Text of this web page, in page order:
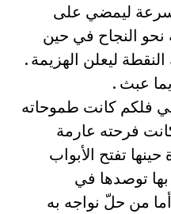
ليمضي على
النجاح في حين
ليعلن الهزيمة .
عبث .
فلكم كانت طموحاته
فرحته عارمة
تفتح الأبواب
توصدها في
من حلّ نواجه به